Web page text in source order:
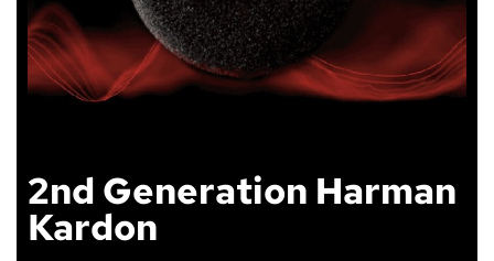
2nd Generation Harman
Kardon